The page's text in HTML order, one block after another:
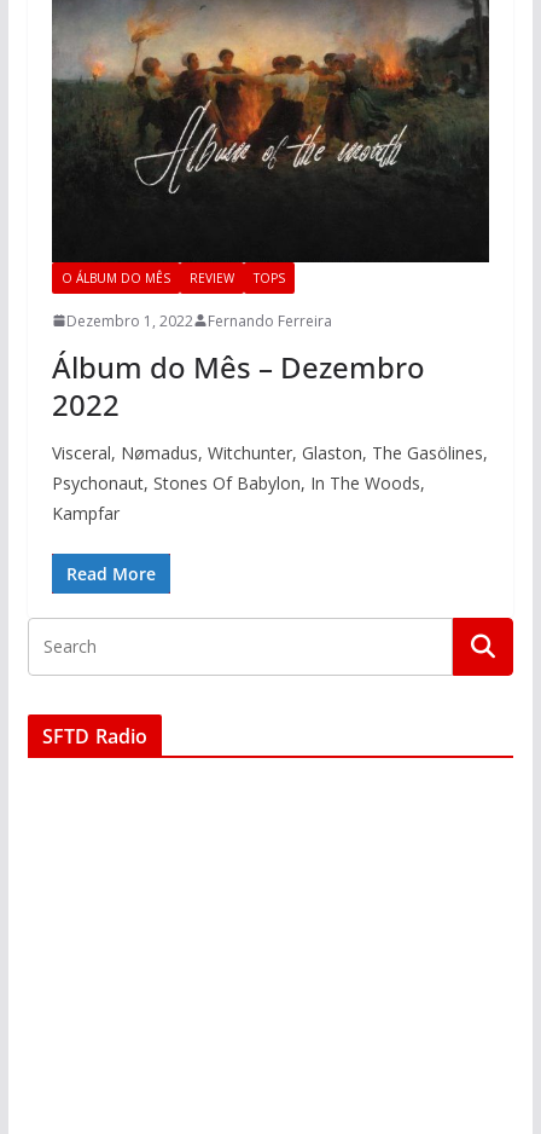
O ÁLBUM DO MÊS REVIEW TOPS
Dezembro 1, 2022 Fernando Ferreira
Álbum do Mês – Dezembro
2022
Visceral, Nømadus, Witchunter, Glaston, The Gasölines,
Psychonaut, Stones Of Babylon, In The Woods,
Kampfar
Read More
SFTD Radio